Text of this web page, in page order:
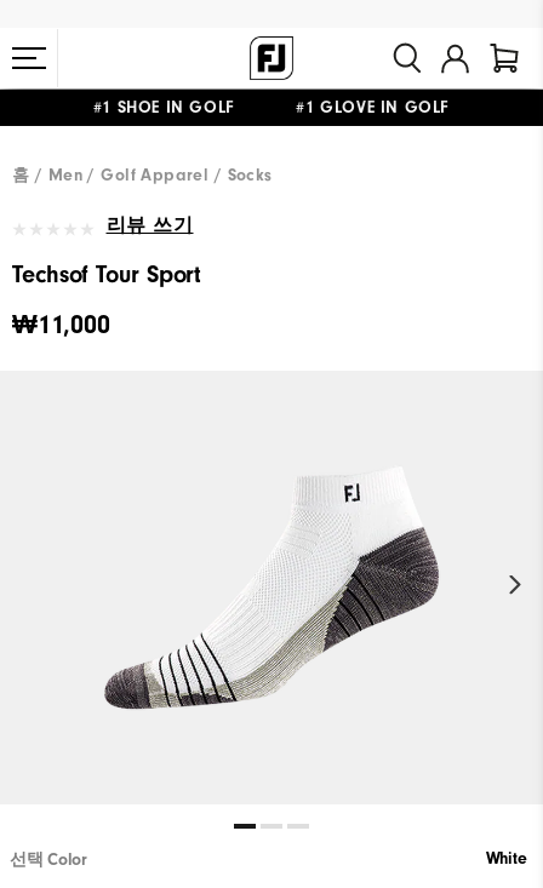
#1 SHOE IN GOLF #1 GLOVE IN GOLF
홈 Men Golf Apparel Socks
리뷰 쓰기
Techsof Tour Sport
₩11,000
선택 Color White